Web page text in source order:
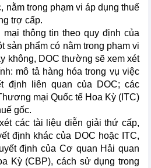
nằm trong phạm vi áp dụng thuế
trợ cấp.
thông tin theo quy định của
sản phẩm có nằm trong phạm vi
không, DOC thường sẽ xem xét
mô tả hàng hóa trong vụ việc
định liên quan của DOC; các
mại Quốc tế Hoa Kỳ (ITC)
gốc.
các tài liệu diễn giải thứ cấp,
định khác của DOC hoặc ITC,
định của Cơ quan Hải quan
Kỳ (CBP), cách sử dụng trong